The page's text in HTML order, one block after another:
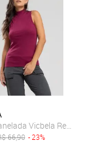
Fina Academia
Vicbela Regata
66,90 - 23%